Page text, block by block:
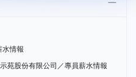
水情報
苑股份有限公司／專員薪水情報